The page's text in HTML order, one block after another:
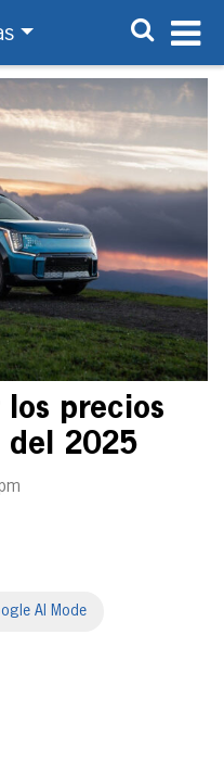
los precios
del 2025
AI Mode